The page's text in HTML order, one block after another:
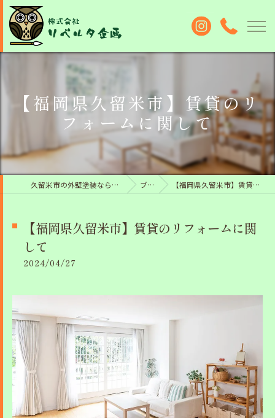
【福岡県久留米市】賃貸のリ
フォームに関して
久留米市の外壁塗装なら株式会社リベルタ企画 ブログ 【福岡県久留米市】賃貸のリフォームに関して
【福岡県久留米市】賃貸のリフォームに関
して
2024/04/27